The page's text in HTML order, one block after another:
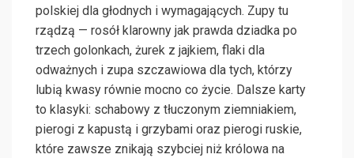
polskiej dla głodnych i wymagających. Zupy tu
rządzą — rosół klarowny jak prawda dziadka po
trzech golonkach, żurek z jajkiem, flaki dla
odważnych i zupa szczawiowa dla tych, którzy
lubią kwasy równie mocno co życie. Dalsze karty
to klasyki: schabowy z tłuczonym ziemniakiem,
pierogi z kapustą i grzybami oraz pierogi ruskie,
które zawsze znikają szybciej niż królowa na